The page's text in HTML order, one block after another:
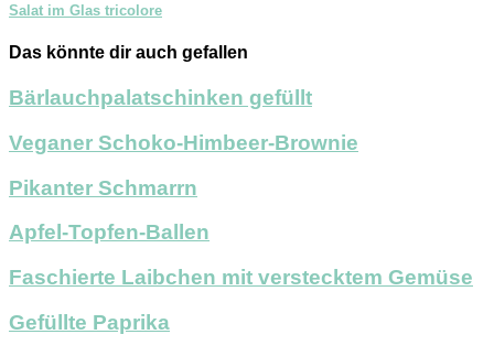
Salat im Glas tricolore
Das könnte dir auch gefallen
Bärlauchpalatschinken gefüllt
Veganer Schoko-Himbeer-Brownie
Pikanter Schmarrn
Apfel-Topfen-Ballen
Faschierte Laibchen mit verstecktem Gemüse
Gefüllte Paprika